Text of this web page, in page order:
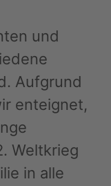
und
Aufgrund
enteignet,
Weltkrieg
in alle